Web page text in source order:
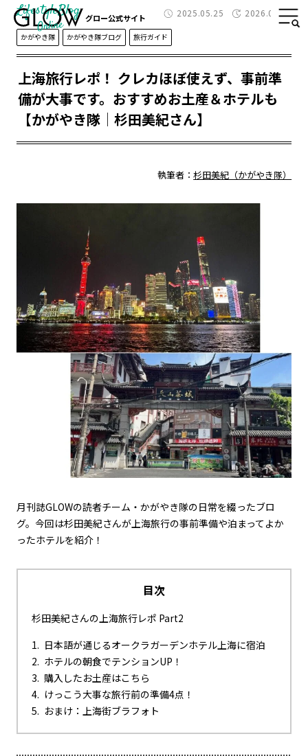
グロー公式サイト 2025.05.25 2026.01.29
LifestyleBlog
かがやき隊 かがやき隊ブログ 旅行ガイド
上海旅行レポ！ クレカほぼ使えず、事前準
備が大事です。おすすめお土産＆ホテルも
【かがやき隊│杉田美紀さん】
執筆者：杉田美紀（かがやき隊）
月刊誌GLOWの読者チーム・かがやき隊の日常を綴ったブロ
グ。今回は杉田美紀さんが上海旅行の事前準備や泊まってよか
ったホテルを紹介！
目次
杉田美紀さんの上海旅行レポ Part2
日本語が通じるオークラガーデンホテル上海に宿泊
ホテルの朝食でテンションUP！
購入したお土産はこちら
けっこう大事な旅行前の準備4点！
おまけ：上海街ブラフォト